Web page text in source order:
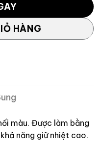
HÀNG
màu. Được làm bằng
năng giữ nhiệt cao.